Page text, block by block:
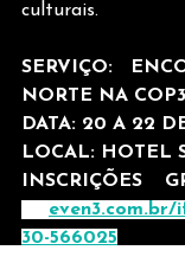
culturais.
SERVIÇO:
NORTE NA
DATA: 20 A 22
LOCAL: HOTEL
even3.com.br/
30-566025